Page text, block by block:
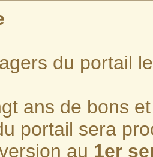
du portail
ans de bons
portail sera
au 1er